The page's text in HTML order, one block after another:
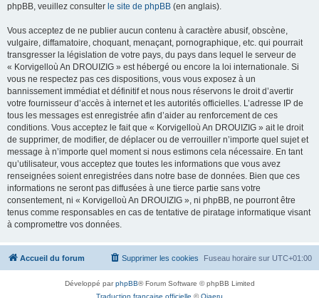
phpBB, veuillez consulter le site de phpBB (en anglais).
Vous acceptez de ne publier aucun contenu à caractère abusif, obscène,
vulgaire, diffamatoire, choquant, menaçant, pornographique, etc. qui pourrait
transgresser la législation de votre pays, du pays dans lequel le serveur de
« Korvigelloù An DROUIZIG » est hébergé ou encore la loi internationale. Si
vous ne respectez pas ces dispositions, vous vous exposez à un
bannissement immédiat et définitif et nous nous réservons le droit d’avertir
votre fournisseur d’accès à internet et les autorités officielles. L’adresse IP de
tous les messages est enregistrée afin d’aider au renforcement de ces
conditions. Vous acceptez le fait que « Korvigelloù An DROUIZIG » ait le droit
de supprimer, de modifier, de déplacer ou de verrouiller n’importe quel sujet et
message à n’importe quel moment si nous estimons cela nécessaire. En tant
qu’utilisateur, vous acceptez que toutes les informations que vous avez
renseignées soient enregistrées dans notre base de données. Bien que ces
informations ne seront pas diffusées à une tierce partie sans votre
consentement, ni « Korvigelloù An DROUIZIG », ni phpBB, ne pourront être
tenus comme responsables en cas de tentative de piratage informatique visant
à compromettre vos données.
Accueil du forum Fuseau horaire sur UTC+01:00
Supprimer les cookies
Développé parphpBB® Forum Software © phpBB Limited
Traduction française officielle ©Qiaeru